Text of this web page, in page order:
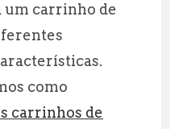
um carrinho de
como
carrinhos de